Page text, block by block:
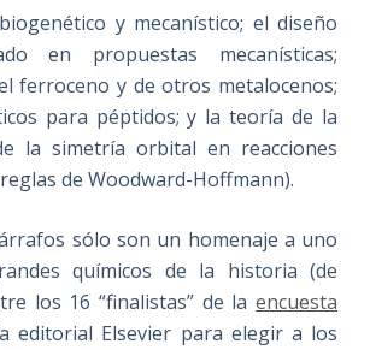
y mecanístico; el diseño
en propuestas mecanísticas;
ferroceno y de otros metalocenos;
para péptidos; y la teoría de la
la simetría orbital en reacciones
de Woodward-Hoffmann).
sólo son un homenaje a uno
químicos de la historia (de
los 16 “finalistas” de laencuesta
editorial Elsevier para elegir a los